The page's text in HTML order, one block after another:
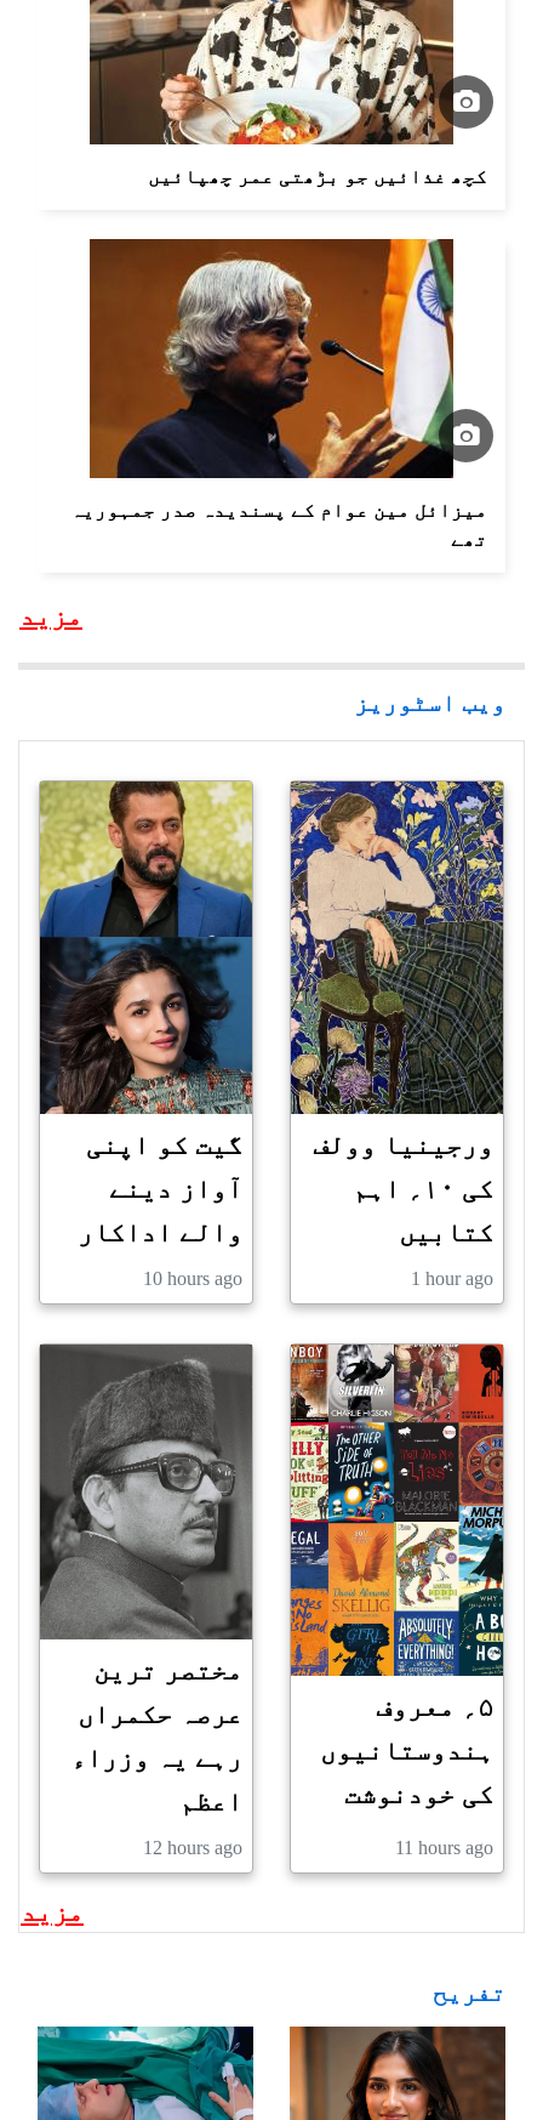
کچھ غذائیں جو بڑھتی عمر چھپائیں
میزائل مین عوام کے پسندیدہ صدر جمہوریہ
تھے
مزید
ویب اسٹوریز
ورجینیا وولف
کی ۱۰؍ اہم
کتابیں
1 hour ago
گیت کو اپنی
آواز دینے
والے اداکار
10 hours ago
۵؍ معروف
ہندوستانیوں
کی خودنوشت
11 hours ago
مختصر ترین
عرصہ حکمراں
رہے یہ وزراء
اعظم
12 hours ago
مزید
تفریح